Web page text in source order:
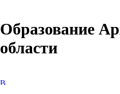
Образование
области